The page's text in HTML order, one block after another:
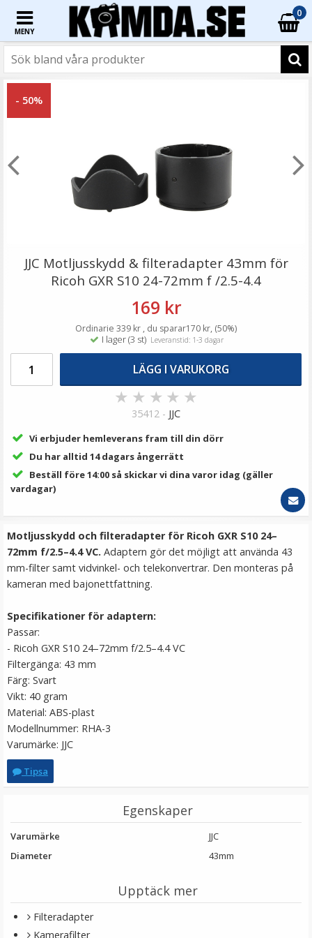
MENY
0
69 kr
LÄGG I VARUKORG
(ALC-SH108)
★★★
JJC Motljusskydd för Sony E 18-135mm f/3.5-5.6 OSS
(ALC-SH153)
199 kr
- 50%
JJC Motljusskydd & filteradapter 43mm för
Ricoh GXR S10 24-72mm f /2.5-4.4
169 kr
Ordinarie 339 kr , du sparar170 kr, (50%)
I lager (3 st) Leveranstid: 1-3 dagar
LÄGG I VARUKORG
★ ★ ★ ★ ★
35412 - JJC
Vi erbjuder hemleverans fram till din dörr
Du har alltid 14 dagars ångerrätt
Beställ före 14:00 så skickar vi dina varor idag (gäller
vardagar)
Motljusskydd och filteradapter för Ricoh GXR S10 24–
72mm f/2.5–4.4 VC. Adaptern gör det möjligt att använda 43
mm-filter samt vidvinkel- och telekonvertrar. Den monteras på
kameran med bajonettfattning.
Specifikationer för adaptern:
Passar:
- Ricoh GXR S10 24–72mm f/2.5–4.4 VC
Filtergänga: 43 mm
Färg: Svart
Vikt: 40 gram
Material: ABS-plast
Modellnummer: RHA-3
Varumärke: JJC
Tipsa
Egenskaper
Varumärke
JJC
Diameter
43mm
Upptäck mer
Filteradapter
Kamerafilter